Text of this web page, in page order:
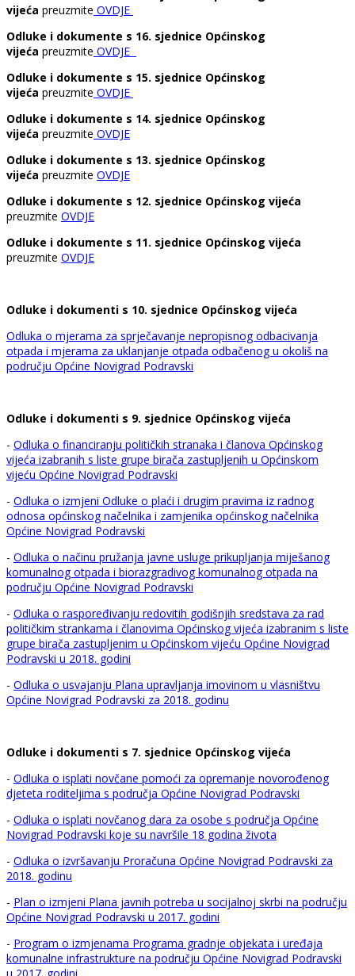
vijeća preuzmite OVDJE
Odluke i dokumente s 16. sjednice Općinskog
vijeća preuzmite OVDJE
Odluke i dokumente s 15. sjednice Općinskog
vijeća preuzmite OVDJE
Odluke i dokumente s 14. sjednice Općinskog
vijeća preuzmite OVDJE
Odluke i dokumente s 13. sjednice Općinskog
vijeća preuzmite OVDJE
Odluke i dokumente s 12. sjednice Općinskog vijeća
preuzmite OVDJE
Odluke i dokumente s 11. sjednice Općinskog vijeća
preuzmite OVDJE
Odluke i dokumenti s 10. sjednice Općinskog vijeća
Odluka o mjerama za sprječavanje nepropisnog odbacivanja
otpada i mjerama za uklanjanje otpada odbačenog u okoliš na
području Općine Novigrad Podravski
Odluke i dokumenti s 9. sjednice Općinskog vijeća
- Odluka o financiranju političkih stranaka i članova Općinskog
vijeća izabranih s liste grupe birača zastupljenih u Općinskom
vijeću Općine Novigrad Podravski
- Odluka o izmjeni Odluke o plaći i drugim pravima iz radnog
odnosa općinskog načelnika i zamjenika općinskog načelnika
Općine Novigrad Podravski
- Odluka o načinu pružanja javne usluge prikupljanja miješanog
komunalnog otpada i biorazgradivog komunalnog otpada na
području Općine Novigrad Podravski
- Odluka o raspoređivanju redovitih godišnjih sredstava za rad
političkim strankama i članovima Općinskog vijeća izabranim s liste
grupe birača zastupljenim u Općinskom vijeću Općine Novigrad
Podravski u 2018. godini
- Odluka o usvajanju Plana upravljanja imovinom u vlasništvu
Općine Novigrad Podravski za 2018. godinu
Odluke i dokumenti s 7. sjednice Općinskog vijeća
- Odluka o isplati novčane pomoći za opremanje novorođenog
djeteta roditeljima s područja Općine Novigrad Podravski
- Odluka o isplati novčanog dara za osobe s područja Općine
Novigrad Podravski koje su navršile 18 godina života
- Odluka o izvršavanju Proračuna Općine Novigrad Podravski za
2018. godinu
- Plan o izmjeni Plana javnih potreba u socijalnoj skrbi na području
Općine Novigrad Podravski u 2017. godini
- Program o izmjenama Programa gradnje objekata i uređaja
komunalne infrastrukture na području Općine Novigrad Podravski